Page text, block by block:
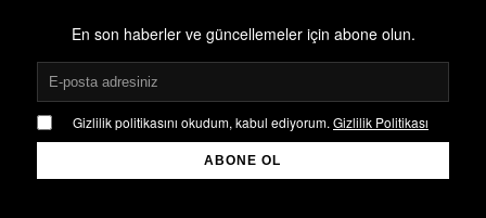
En son haberler ve güncellemeler için abone olun.
Gizlilik politikasını okudum, kabul ediyorum. Gizlilik Politikası
ABONE OL